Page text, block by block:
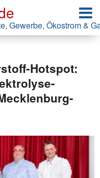
Gewerbe, Ökostrom &
Hotspot: